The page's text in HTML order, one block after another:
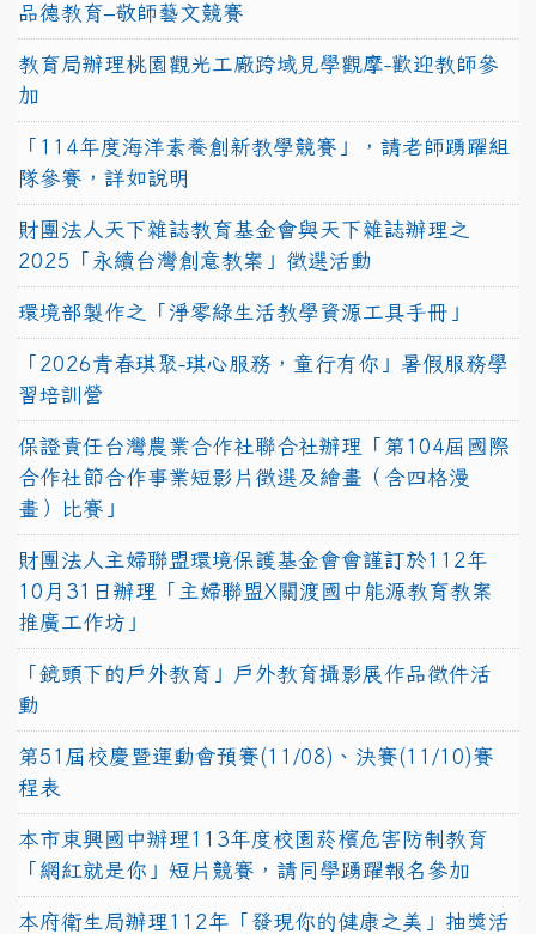
品德教育–敬師藝文競賽
教育局辦理桃園觀光工廠跨域見學觀摩-歡迎教師參
加
「114年度海洋素養創新教學競賽」，請老師踴躍組
隊參賽，詳如說明
財團法人天下雜誌教育基金會與天下雜誌辦理之
2025「永續台灣創意教案」徵選活動
環境部製作之「淨零綠生活教學資源工具手冊」
「2026青春琪聚-琪心服務，童行有你」暑假服務學
習培訓營
保證責任台灣農業合作社聯合社辦理「第104屆國際
合作社節合作事業短影片徵選及繪畫（含四格漫
畫）比賽」
財團法人主婦聯盟環境保護基金會會謹訂於112年
10月31日辦理「主婦聯盟X關渡國中能源教育教案
推廣工作坊」
「鏡頭下的戶外教育」戶外教育攝影展作品徵件活
動
第51屆校慶暨運動會預賽(11/08)、決賽(11/10)賽
程表
本市東興國中辦理113年度校園菸檳危害防制教育
「網紅就是你」短片競賽，請同學踴躍報名參加
本府衛生局辦理112年「發現你的健康之美」抽獎活